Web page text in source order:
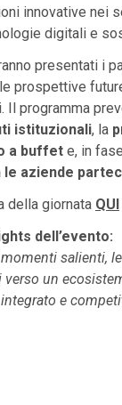
innovative nei
digitali e
presentati i
prospettive
Il programma
istituzionali, la
a buffet e, in
aziende
della giornata QUI
dell’evento:
salienti,
un
e